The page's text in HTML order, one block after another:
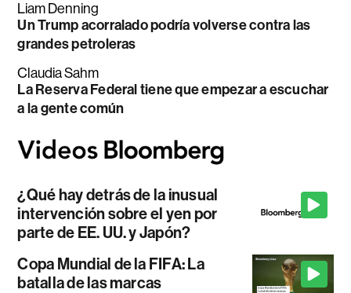
Liam Denning
Un Trump acorralado podría volverse contra las
grandes petroleras
Claudia Sahm
La Reserva Federal tiene que empezar a escuchar
a la gente común
¿Qué hay detrás de la inusual
intervención sobre el yen por
parte de EE. UU. y Japón?
Copa Mundial de la FIFA: La
batalla de las marcas